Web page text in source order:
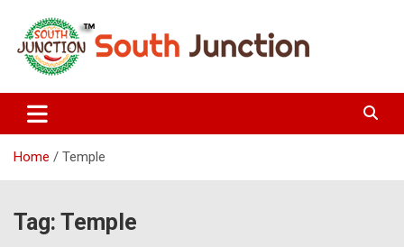
content
South Junction
Home Temple
Tag: Temple